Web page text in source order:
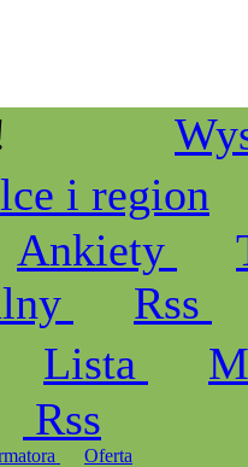
i region
Ankiety
Rss
Lista
Rss
Oferta